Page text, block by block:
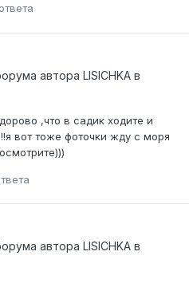
автора LISICHKA в
,что в садик ходите и
вот тоже фоточки жду с моря
автора LISICHKA в